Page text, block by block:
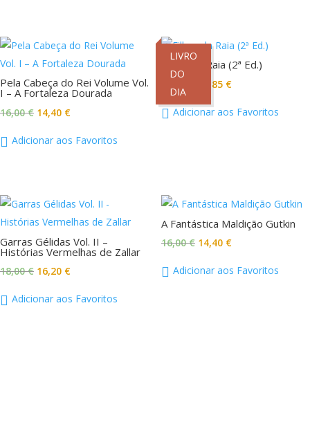
Promoção!
Pela Cabeça do Rei Volume Vol.
I – A Fortaleza Dourada
16,00€ O
original
14,40 €O
atual
Adicionar aos Favoritos
LIVRO
DO
DIA
Promoção!
Filhos da Raia (2ª Ed.)
original
14,85 €O
atual
Adicionar aos Favoritos
Promoção!
Garras Gélidas Vol. II –
Histórias Vermelhas de Zallar
18,00€ O
original
16,20 €O
atual
Adicionar aos Favoritos
A Fantástica Maldição Gutkin
16,00€ O
original
14,40 €O
atual
Adicionar aos Favoritos